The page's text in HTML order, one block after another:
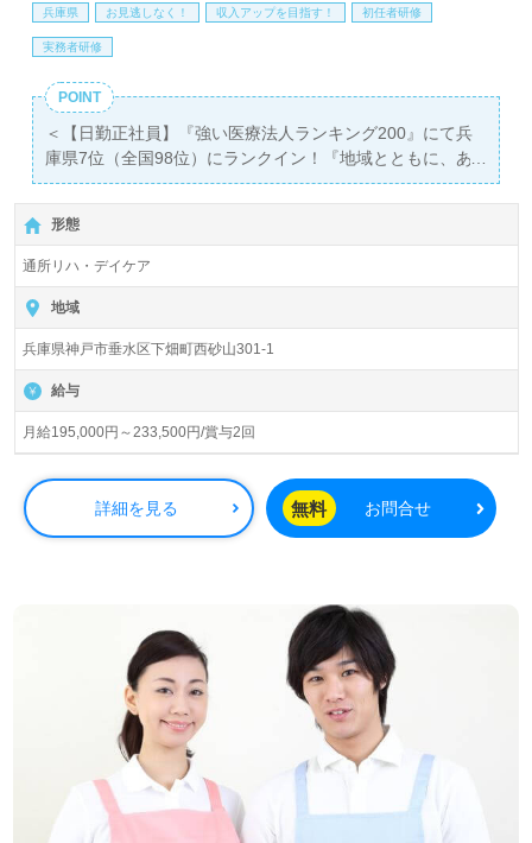
兵庫県 お見逃しなく！ 収入アップを目指す！ 初任者研修
実務者研修
POINT
＜【日勤正社員】『強い医療法人ランキング200』にて兵
庫県7位（全国98位）にランクイン！『地域とともに、あ
なたと生きる。』正峰会グループ！＞◎介護職/正社員募集
◎【月給195,000円～233,500円/賞与2回】＊初任者研修以
上有資格者向け求人＊『須磨駅』より送迎バスあり、お車
通勤可能です。
入居定員30名（ユニット型/全室個室）『介護老人保健施設
フローラルヴィラ垂水』正峰会グループ/社会医療法人社団
正峰会様の運営です。兵庫県、京都府を中心に病院、医
院、クリニック、介護老人保健施設、有料老人ホーム、サ
テイ、訪問看護/介護、小規模多機能、通所リハビリテーシ
ョン、居宅介護支援事業を展開されています。
◎幅広い年代層の職員様が活躍中！介護老人保健施設併設
デイサービス！自然豊かな緑に囲まれた環境面が自慢の事
保健施設での勤務経験は問いません。多職種協働で風通し
の良い職場環境、充実の事業所内外研修/資格支援制度、手
厚い福利厚生もおすすめポイント！『ご利用者様の笑顔を
輝かせたい、資格/経験を活かしたい』『デイサービスで働
きたい』『ワークライフバランスを充実させたい』『働き
がいを感じながら仕事をしたい』『転職で施設形態や環境
を変えて働きたい』等の方も大歓迎です！サービス展開エ
リアは垂水区、須磨区。送迎業務がございますので、普通
自動車免許をお持ちの方歓迎です。募集詳細等、担当コン
サルタントよりご案内します。お問い合わせも遠慮なくお
形態
通所リハ・デイケア
地域
兵庫県神戸市垂水区下畑町西砂山301-1
給与
月給195,000円～233,500円/賞与2回
詳細を見る 無料 お問合せ